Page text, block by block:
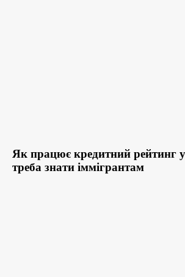
Як працює кредитний рейтинг
треба знати іммігрантам